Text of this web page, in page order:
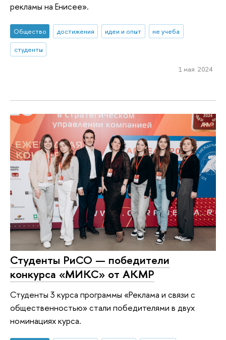
рекламы на Енисее».
Общество достижения идеи и опыт
не учеба
студенты
1 мая 2024
Студенты РиСО — победители
конкурса «МИКС» от АКМР
Студенты 3 курса программы «Реклама и связи с
общественностью» стали победителями в двух
номинациях курса.